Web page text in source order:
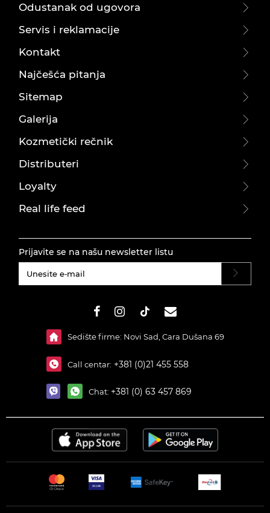
Odustanak od ugovora
Servis i reklamacije
Kontakt
Najčešća pitanja
Sitemap
Galerija
Kozmetički rečnik
Distributeri
Loyalty
Real life feed
Prijavite se na našu newsletter listu
Sedište firme: Novi Sad, Cara Dušana 69
Call centar: +381 (0)21 455 558
Chat: +381 (0) 63 457 869